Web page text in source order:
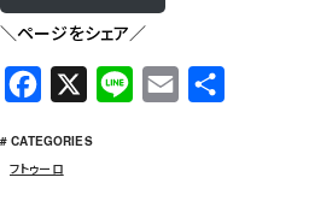
＼ページをシェア／
X
# CATEGORIES
フトゥーロ